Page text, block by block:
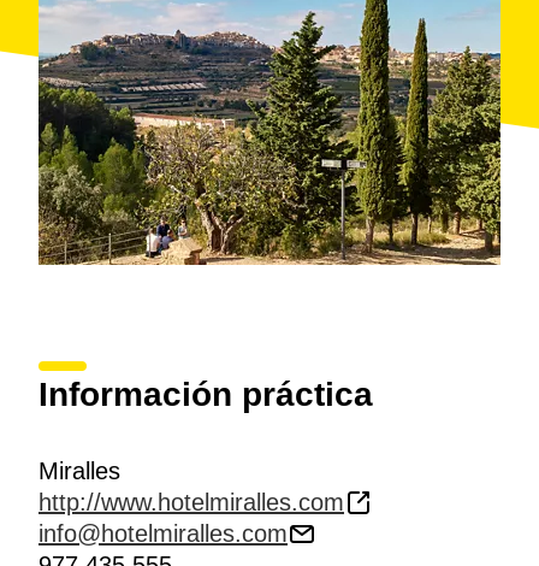
Información práctica
Miralles
http://www.hotelmiralles.com
info@hotelmiralles.com